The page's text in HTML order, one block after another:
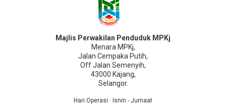
Majlis Perwakilan Penduduk MPKj
Menara MPKj,
Jalan Cempaka Putih,
Off Jalan Semenyih,
43000 Kajang,
Selangor.
Hari Operasi : Isnin - Jumaat